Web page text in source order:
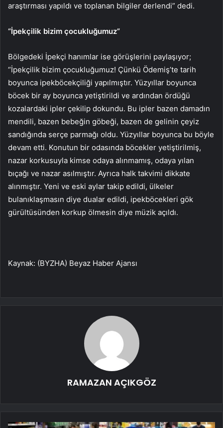
araştırması yapıldı ve toplanan bilgiler derlendi” dedi.
“İpekçilik bizim çocukluğumuz”
Bölgedeki İpekçi hanımlar ise görüşlerini paylaşıyor;
“İpekçilik bizim çocukluğumuz! Çünkü Ödemiş’te tarih
boyunca ipekböcekçiliği yapılmıştır. Yüzyıllar boyunca
böcek bir ay boyunca yetiştirildi ve ardından ördüğü
kozalardaki ipler çekilip dokundu. Bu ipler bazen damadın
mendili, bazen bebeğin göbeği, bazen de gelinin çeyiz
sandığında serçe parmağı oldu. Yüzyıllar boyunca bu böyle
devam etti. Konutun bir odasında böcekler yetiştirilmiş,
nazar korkusuyla kimse odaya alınmamış, odaya yılan
bıçağı ve nazar asılmıştır. Ayrıca halk takvimi dikkate
alınmıştır. Yeni ve eski aylar takip edildi, ülkeler
bulanıklaşmasın diye dualar edildi, ipekböcekleri gök
gürültüsünden korkup ölmesin diye müzik açıldı.
Kaynak: (BYZHA) Beyaz Haber Ajansı
RAMAZAN AÇIKGÖZ